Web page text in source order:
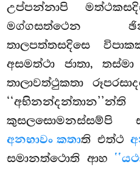
උප්පන්නාපි
මග්ගසත්ථෙන
තාලපත්තසදිසෙ
අසමත්ථා ජාතා,
තාලාවත්ථුකතා
කුසලසොමනස්සම්පි
අනභාවං කතාති එත්ථ
සමානත්ථොති ආහ